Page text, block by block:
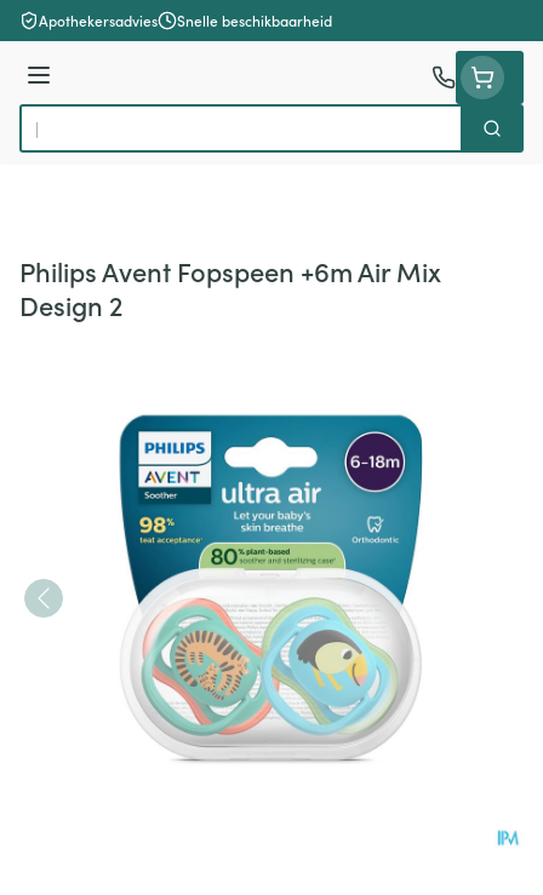
Ga naar de inhoud
Apothekersadvies Snelle beschikbaarheid
Menu
Product, merk, categorie...
Zoek
Philips Avent Fopspeen +6m Air Mix
Design 2